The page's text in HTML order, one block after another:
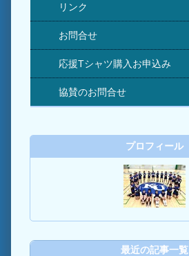
リンク
お問合せ
応援Tシャツ購入お申込み
協賛のお問合せ
プロフィール
最近の記事一覧